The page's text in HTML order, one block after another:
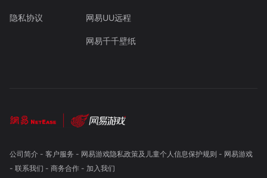
隐私协议 网易UU远程
网易千千壁纸
公司简介- 客户服务 - 网易游戏隐私政策及儿童个人信息保护规则 - 网易游戏
- 联系我们 - 商务合作- 加入我们